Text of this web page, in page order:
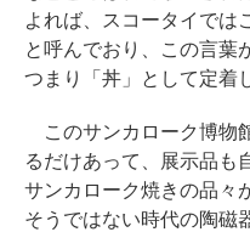
よれば、スコータイでは
と呼んでおり、この言葉
つまり「丼」として定着
このサンカローク博物
るだけあって、展示品も
サンカローク焼きの品々
そうではない時代の陶磁